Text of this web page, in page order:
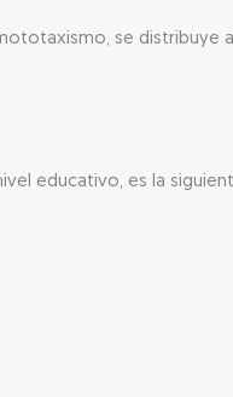
se distribuye
educativo, es la